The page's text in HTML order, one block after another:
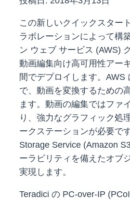
この新しいクイックスター
ラボレーションによって構
ン ウェブ サービス (AWS)
動画編集向け高可用性アー
間でデプロイします。AWS
で、動画を変換するための
ます。動画の編集ではファ
り、強力なグラフィック処
ークステーションが必要で
Storage Service (Amazon
ーラビリティを備えたオブ
実現します。
Teradici の PC-over-IP